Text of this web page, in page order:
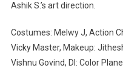
Ashik S.’s art direction.
Costumes: Melwy J, Action
Vicky Master, Makeup:
Vishnu Govind, DI: Color